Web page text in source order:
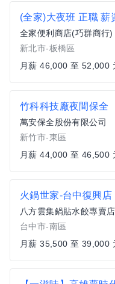
全家便利商店(巧群商行)
新北市-板橋區
月薪 46,000 至 52,000
竹科科技廠夜間保全
萬安保全股份有限公司
新竹市-東區
月薪 44,000 至 46,500
火鍋世家-台中復興店
八方雲集鍋貼水餃專賣
台中市-南區
月薪 35,500 至 39,000